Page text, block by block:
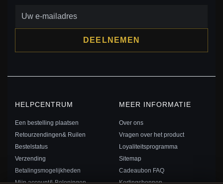
DEELNEMEN
HELPCENTRUM
Een bestelling plaatsen
Retourzendingen& Ruilen
Bestelstatus
Verzending
Betalingsmogelijkheden
MEER INFORMATIE
Over ons
Vragen over het product
Loyaliteitsprogramma
Sitemap
Cadeaubon FAQ